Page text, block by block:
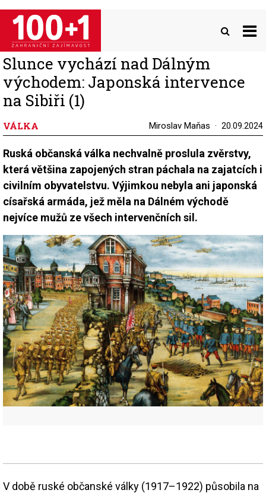
Přejít
hlavnímu
obsahu
Slunce vychází nad Dálným
východem: Japonská intervence
na Sibiři (1)
VÁLKA Miroslav Maňas 20.09.2024
Ruská občanská válka nechvalně proslula zvěrstvy,
která většina zapojených stran páchala na zajatcích i
civilním obyvatelstvu. Výjimkou nebyla ani japonská
císařská armáda, jež měla na Dálném východě
nejvíce mužů ze všech intervenčních sil.
V době ruské občanské války (1917–1922) působila na